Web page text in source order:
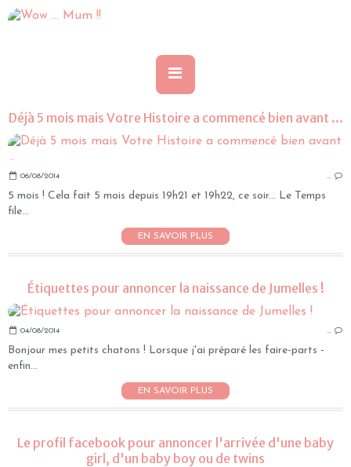
Déjà 5 mois mais Votre Histoire a commencé bien avant ...
06/08/2014 …
5 mois ! Cela fait 5 mois depuis 19h21 et 19h22, ce soir... Le Temps
file...
EN SAVOIR PLUS
Étiquettes pour annoncer la naissance de Jumelles !
04/08/2014 …
Bonjour mes petits chatons ! Lorsque j'ai préparé les faire-parts -
enfin...
EN SAVOIR PLUS
Le profil facebook pour annoncer l'arrivée d'une baby
girl, d'un baby boy ou de twins